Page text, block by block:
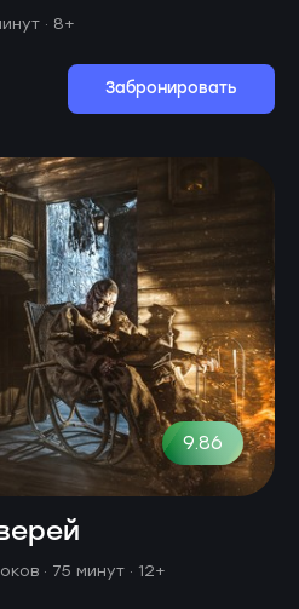
· 8+
Забронировать
9.86
· 75 минут · 12+